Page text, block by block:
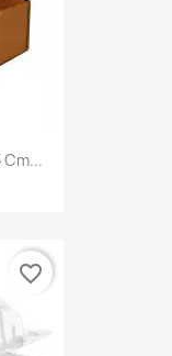
favorite_border